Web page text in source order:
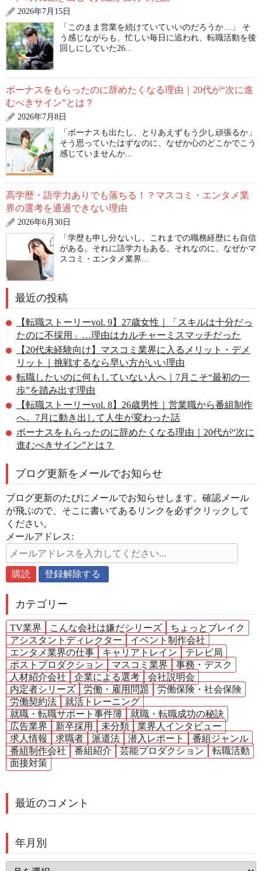
2026年7月15日
「このまま営業を続けていていいのだろうか…」 そ
う感じながらも、忙しい毎日に追われ、転職活動を後
回しにしていた26...
ボーナスをもらったのに辞めたくなる理由｜20代が“次に進
むべきサイン”とは？
2026年7月8日
「ボーナスも出たし、とりあえずもう少し頑張るか」
そう思っていたはずなのに、なぜか心のどこかでこう
感じていませんか...
高学歴・語学力ありでも落ちる！？マスコミ・エンタメ業
界の選考を通過できない理由
2026年6月30日
「学歴も申し分ないし、これまでの職務経歴にも自信
がある。それに語学力もある。それなのに、なぜかマ
スコミ・エンタメ業界...
最近の投稿
【転職ストーリーvol. 9】27歳女性｜「スキルは十分だっ
たのに不採用」…理由はカルチャーミスマッチだった
【20代未経験向け】マスコミ業界に入るメリット・デメ
リット｜挑戦するなら早い方がいい理由
転職したいのに何もしていない人へ｜7月こそ“最初の一
歩”を踏み出す理由
【転職ストーリーvol. 8】26歳男性｜営業職から番組制作
へ。7月に動き出して人生が変わった話
ボーナスをもらったのに辞めたくなる理由｜20代が“次に
進むべきサイン”とは？
ブログ更新をメールでお知らせ
ブログ更新のたびにメールでお知らせします。確認メール
が飛ぶので、そこに書いてあるリンクを必ずクリックして
ください。
メールアドレス:
カテゴリー
TV業界 こんな会社は嫌だシリーズ
ちょっとブレイク
アシスタントディレクター
イベント制作会社
エンタメ業界の仕事
キャリアトレイン
テレビ局
ポストプロダクション
マスコミ業界
事務・デスク
人材紹介会社
企業による選考
会社説明会
内定者シリーズ
労働・雇用問題
労働保険・社会保険
労働契約法
就活トレーニング
就職・転職サポート事件簿
就職・転職成功の秘訣
広告業界
新卒採用 未分類
業界人インタビュー
求人情報
求職者 派遣法 潜入レポート
番組ジャンル
番組制作会社
番組紹介 芸能プロダクション
転職活動
面接対策
最近のコメント
年月別